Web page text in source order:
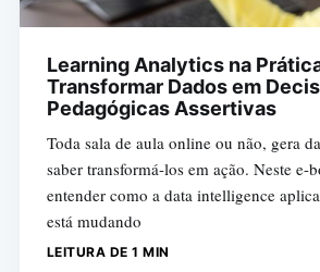
Learning Analytics na
Transformar Dados em
Pedagógicas Assertivas
Toda sala de aula online ou não, gera
saber transformá-los em ação. Neste e-
entender como a data intelligence
está mudando
LEITURA DE 1 MIN